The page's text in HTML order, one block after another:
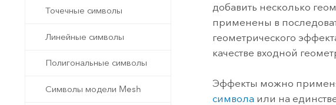
Точечные символы
Линейные символы
Полигональные символы
Символы модели Mesh
добавить несколько
применены в
геометрического
качестве входной
Эффекты можно
символа или на